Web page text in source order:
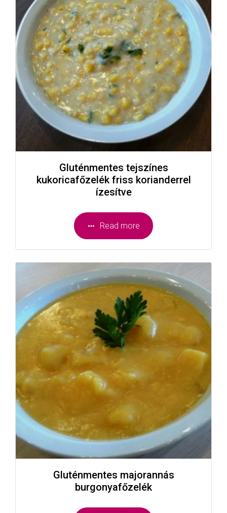
Gluténmentes tejszínes
kukoricafőzelék friss korianderrel
ízesítve
Read more
Gluténmentes majorannás
burgonyafőzelék